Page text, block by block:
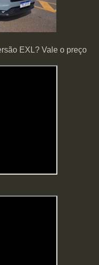
EXL? Vale o preço